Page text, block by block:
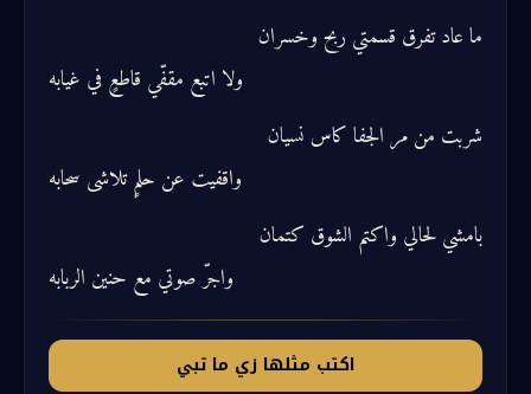
ما عاد تفرق قسمتي ربح وخسران
ولا اتبع مقفّي قاطعٍ في غيابه
شربت من مر الجفا كاس نسيان
واقفيت عن حلمٍ تلاشى سحابه
بامشي لحالي واكتم الشوق كتمان
واجرّ صوتي مع حنين الربابه
اكتب مثلها زي ما تبي